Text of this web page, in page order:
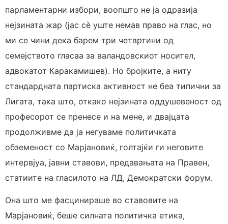
парламентарни избори, воопшто не ја одразија
нејзината жар (јас сè уште немав право на глас, но
ми се чини дека барем три четвртини од
семејството гласаа за валандовскиот носител,
адвокатот Каракамишев). Но бројките, а ниту
стандардната партиска активност не беа типични за
Лигата, така што, откако нејзината оддушевеност од
професорот се пренесе и на мене, и двајцата
продолживме да ја негуваме политичката
обземеност со Марјановиќ, голтајќи ги неговите
интервјуа, јавни ставови, предавањата на Правен,
статиите на гласилото на ЛД, Демократски форум.
Она што ме фасцинираше во ставовите на
Марјановиќ, беше силната политичка етика,